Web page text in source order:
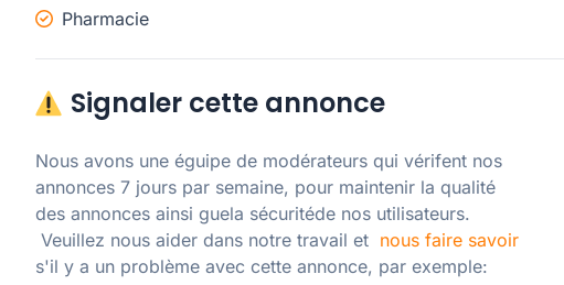
Pharmacie
Signaler cette annonce
Nous avons une éguipe de modérateurs qui vérifent nos
annonces 7 jours par semaine, pour maintenir la qualité
des annonces ainsi guela sécuritéde nos utilisateurs.
Veuillez nous aider dans notre travail et nous faire savoir
s'il y a un problème avec cette annonce, par exemple: